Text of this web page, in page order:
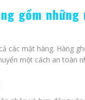
gồm những
các mặt hàng. Hàng
một cách an toàn